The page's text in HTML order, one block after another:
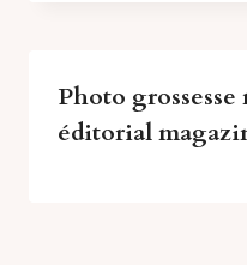
Photo grossesse
éditorial